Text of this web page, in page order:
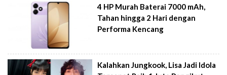
4 HP Murah Baterai 7000 mAh,
Tahan hingga 2 Hari dengan
Performa Kencang
Kalahkan Jungkook, Lisa Jadi Idola